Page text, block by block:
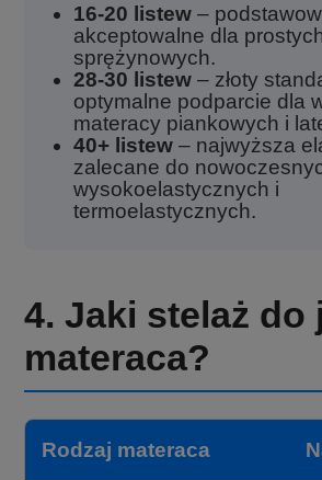
16-20 listew –
akceptowalne dla
sprężynowych.
28-30 listew – złoty
optymalne podparcie dla
materacy piankowych i
40+ listew – najwyższa
zalecane do
wysokoelastycznych i
termoelastycznych.
4. Jaki stelaż do
materaca?
Rodzaj materaca